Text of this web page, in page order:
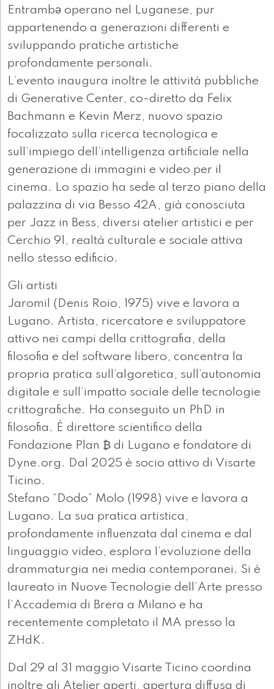
Entrambә operano nel Luganese, pur
appartenendo a generazioni differenti e
sviluppando pratiche artistiche
profondamente personali.
L’evento inaugura inoltre le attività pubbliche
di Generative Center, co-diretto da Felix
Bachmann e Kevin Merz, nuovo spazio
focalizzato sulla ricerca tecnologica e
sull’impiego dell’intelligenza artificiale nella
generazione di immagini e video per il
cinema. Lo spazio ha sede al terzo piano della
palazzina di via Besso 42A, già conosciuta
per Jazz in Bess, diversi atelier artistici e per
Cerchio 91, realtà culturale e sociale attiva
nello stesso edificio.
Gli artisti
Jaromil (Denis Roio, 1975) vive e lavora a
Lugano. Artista, ricercatore e sviluppatore
attivo nei campi della crittografia, della
filosofia e del software libero, concentra la
propria pratica sull’algoretica, sull’autonomia
digitale e sull’impatto sociale delle tecnologie
crittografiche. Ha conseguito un PhD in
filosofia. È direttore scientifico della
Fondazione Plan ₿ di Lugano e fondatore di
Dyne.org. Dal 2025 è socio attivo di Visarte
Ticino.
Stefano “Dodo” Molo (1998) vive e lavora a
Lugano. La sua pratica artistica,
profondamente influenzata dal cinema e dal
linguaggio video, esplora l’evoluzione della
drammaturgia nei media contemporanei. Si è
laureato in Nuove Tecnologie dell’Arte presso
l’Accademia di Brera a Milano e ha
recentemente completato il MA presso la
ZHdK.
Dal 29 al 31 maggio Visarte Ticino coordina
inoltre gli Atelier aperti, apertura diffusa di